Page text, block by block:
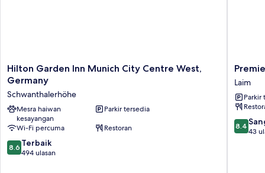
Hilton
Garden
Munich
City
Centre
West,
Germany
Schwanthalerhöhe
Hilton Garden Inn Munich City Centre West,
Germany
Schwanthalerhöhe
Mesra haiwan
kesayangan
Parkir tersedia
Wi-Fi percuma
Restoran
8.6
daripada
8.6 Terbaik
494 ulasan
Premier
Inn
City
West
Laim
Laim
Parkir
8.4
8.4
43